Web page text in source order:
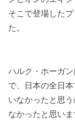
そこで登場した
た。
ハルク・ホーガ
で、日本の全日
いなかったと思
なかったと思いま